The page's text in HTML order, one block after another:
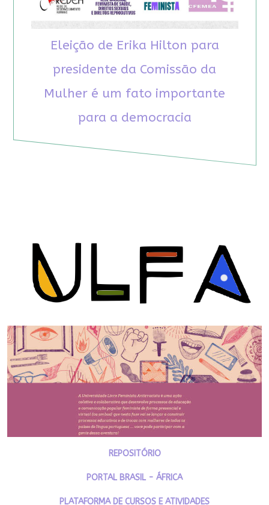
Eleição de Erika Hilton para
presidente da Comissão da
Mulher é um fato importante
para a democracia
REPOSITÓRIO
PORTAL BRASIL - ÁFRICA
PLATAFORMA DE CURSOS E ATIVIDADES